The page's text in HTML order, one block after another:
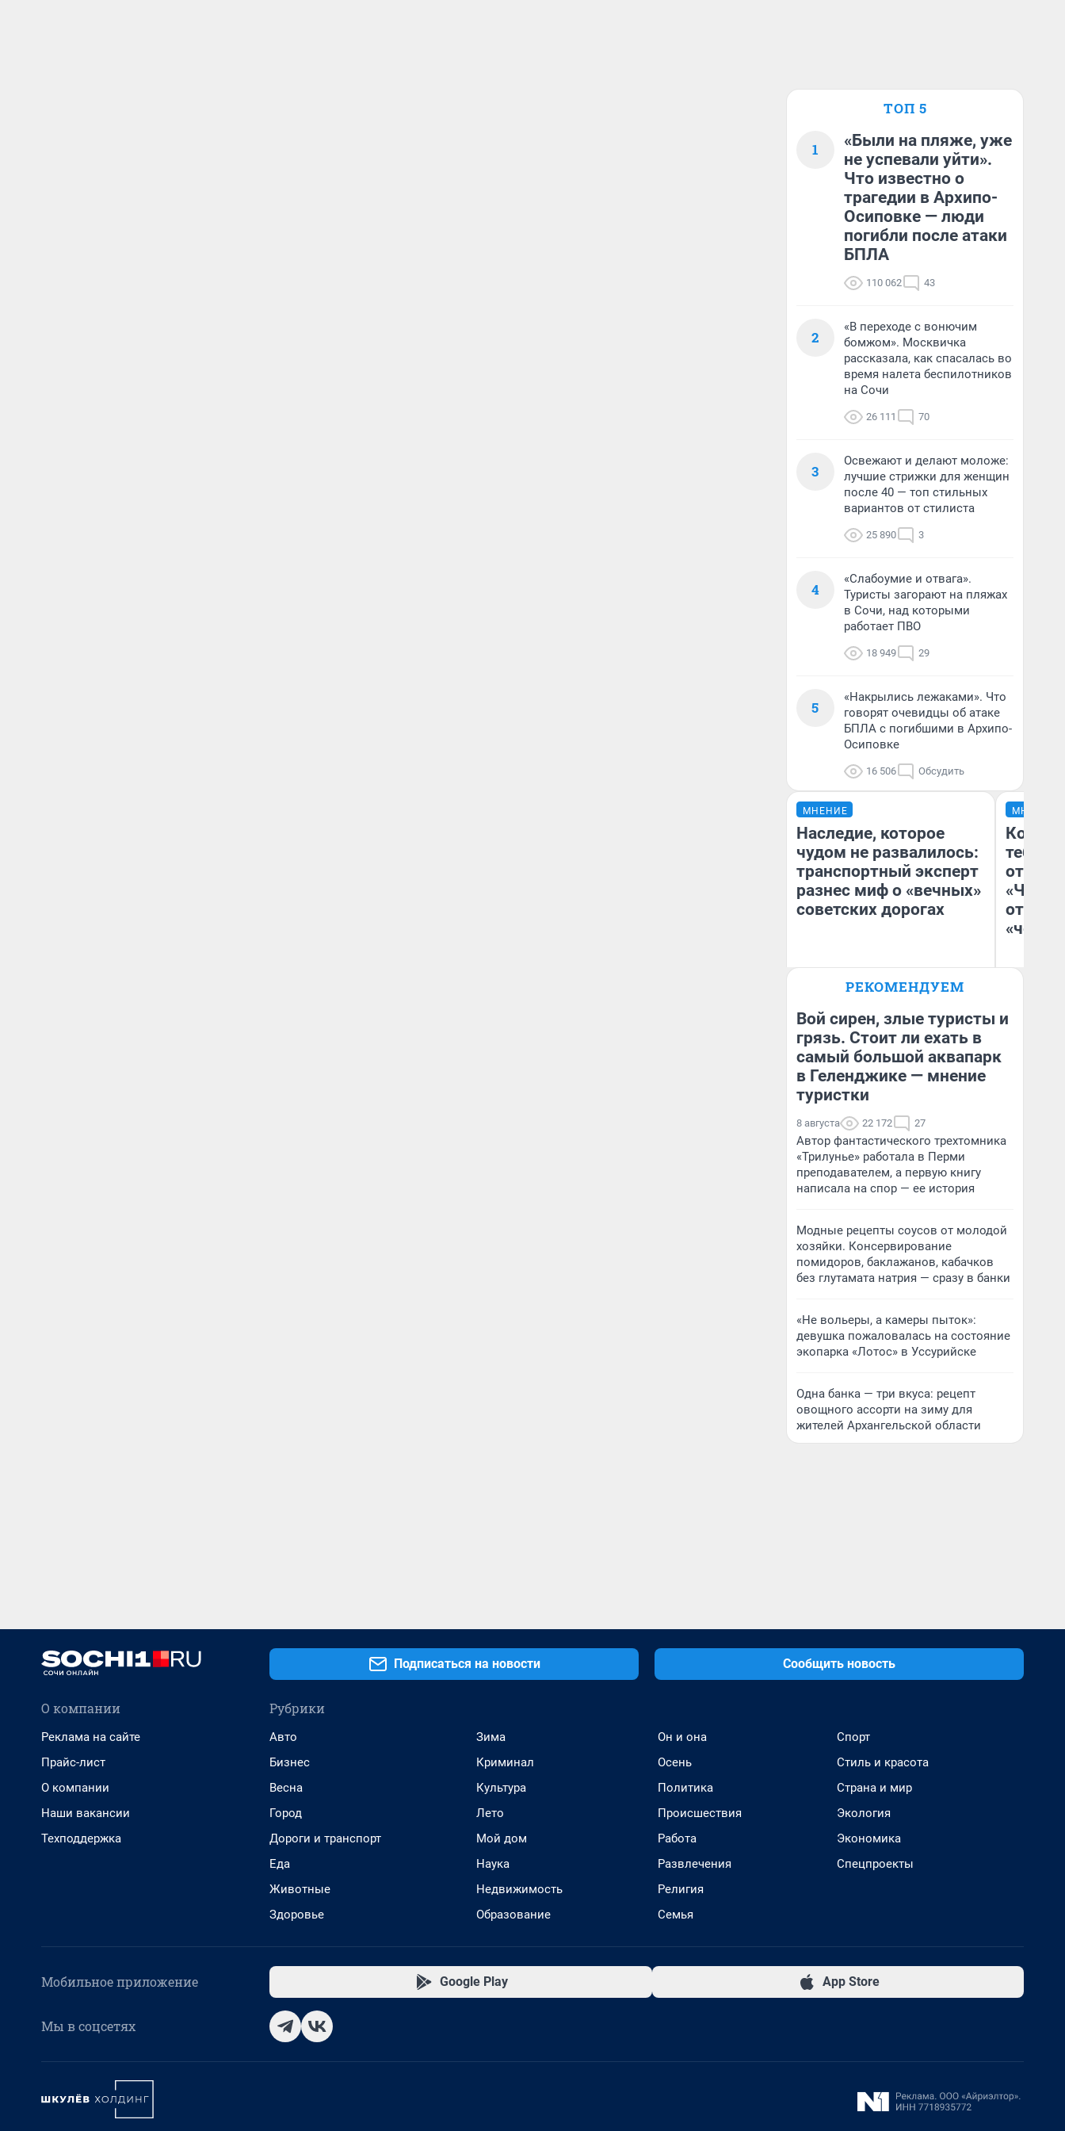
ТОП 5
1
«Были на пляже, уже
не успевали уйти».
Что известно о
трагедии в Архипо-
Осиповке — люди
погибли после атаки
БПЛА
110 062 43
2
«В переходе с вонючим
бомжом». Москвичка
рассказала, как спасалась во
время налета беспилотников
на Сочи
26 111 70
3
Освежают и делают моложе:
лучшие стрижки для женщин
после 40 — топ стильных
вариантов от стилиста
25 890 3
4
«Слабоумие и отвага».
Туристы загорают на пляжах
в Сочи, над которыми
работает ПВО
18 949 29
5
«Накрылись лежаками». Что
говорят очевидцы об атаке
БПЛА с погибшими в Архипо-
Осиповке
16 506 Обсудить
МНЕНИЕ
Наследие, которое
чудом не развалилось:
транспортный эксперт
разнес миф о «вечных»
советских дорогах
Блогер, предприниматель,
бизнесе
МНЕНИЕ
тебя
отзыв
РЕКОМЕНДУЕМ
Вой сирен, злые туристы и
грязь. Стоит ли ехать в
самый большой аквапарк
в Геленджике — мнение
туристки
8 августа 22 172 27
Автор фантастического трехтомника
«Трилунье» работала в Перми
преподавателем, а первую книгу
написала на спор — ее история
Модные рецепты соусов от молодой
хозяйки. Консервирование
помидоров, баклажанов, кабачков
без глутамата натрия — сразу в банки
«Не вольеры, а камеры пыток»:
девушка пожаловалась на состояние
экопарка «Лотос» в Уссурийске
Одна банка — три вкуса: рецепт
овощного ассорти на зиму для
жителей Архангельской области
Подписаться на новости Сообщить новость
О компании
Реклама на сайте
Прайс-лист
О компании
Наши вакансии
Техподдержка
Рубрики
Авто
Бизнес
Весна
Город
Дороги и транспорт
Еда
Животные
Здоровье
Зима
Криминал
Культура
Лето
Мой дом
Наука
Недвижимость
Образование
Он и она
Осень
Политика
Происшествия
Работа
Развлечения
Религия
Семья
Спорт
Стиль и красота
Страна и мир
Экология
Экономика
Спецпроекты
Мобильное приложение Google Play App Store
Мы в соцсетях